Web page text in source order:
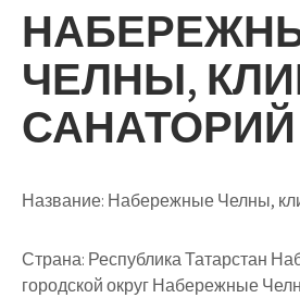
ЧЕЛНЫ,
САНАТОРИЙ
Название: Набережные Челны,
Страна: Республика Татарстан
городской округ Набережные